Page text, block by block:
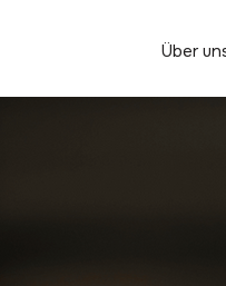
Über